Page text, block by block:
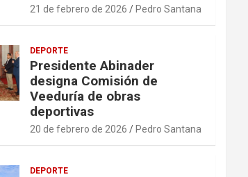
21 de febrero de 2026 Pedro Santana
DEPORTE
Presidente Abinader
designa Comisión de
Veeduría de obras
deportivas
20 de febrero de 2026 Pedro Santana
DEPORTE